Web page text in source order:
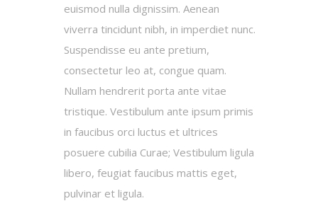
euismod nulla dignissim. Aenean
viverra tincidunt nibh, in imperdiet nunc.
Suspendisse eu ante pretium,
consectetur leo at, congue quam.
Nullam hendrerit porta ante vitae
tristique. Vestibulum ante ipsum primis
in faucibus orci luctus et ultrices
posuere cubilia Curae; Vestibulum ligula
libero, feugiat faucibus mattis eget,
pulvinar et ligula.